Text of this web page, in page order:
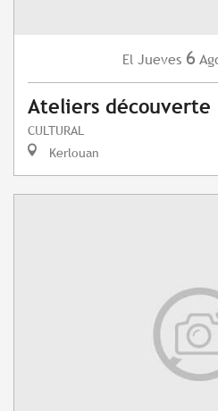
El Jueves 6
Ateliers découverte
CULTURAL
Kerlouan